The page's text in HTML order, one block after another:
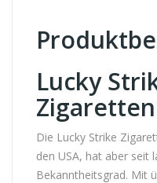
Lucky
Zigaretten
Die Lucky Strike
den USA, hat aber seit
Bekanntheitsgrad. Mit